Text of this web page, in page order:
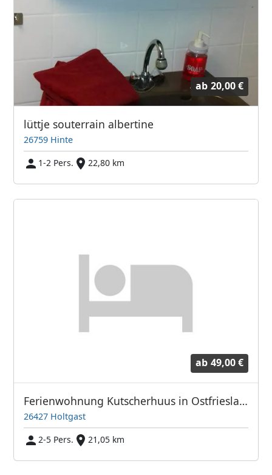
ab 20,00 €
lüttje souterrain albertine
26759 Hinte
1-2 Pers.
22,80 km
ab 49,00 €
Ferienwohnung Kutscherhuus in Ostfriesland
26427 Holtgast
2-5 Pers.
21,05 km